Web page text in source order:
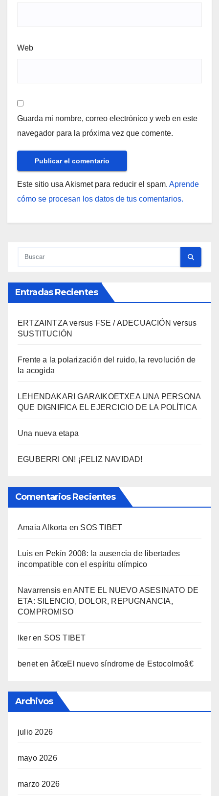
Web
Guarda mi nombre, correo electrónico y web en este
navegador para la próxima vez que comente.
Este sitio usa Akismet para reducir el spam. Aprende
cómo se procesan los datos de tus comentarios.
Entradas Recientes
ERTZAINTZA versus FSE / ADECUACIÓN versus
SUSTITUCIÓN
Frente a la polarización del ruido, la revolución de
la acogida
LEHENDAKARI GARAIKOETXEA UNA PERSONA
QUE DIGNIFICA EL EJERCICIO DE LA POLÍTICA
Una nueva etapa
EGUBERRI ON! ¡FELIZ NAVIDAD!
Comentarios Recientes
Amaia Alkorta en SOS TIBET
Luisen Pekí­n 2008: la ausencia de libertades
incompatible con el espí­ritu olí­mpico
Navarrensis enANTE EL NUEVO ASESINATO DE
ETA: SILENCIO, DOLOR, REPUGNANCIA,
COMPROMISO
Ikeren SOS TIBET
beneten â€œEl nuevo sí­ndrome de Estocolmoâ€
Archivos
julio 2026
mayo 2026
marzo 2026